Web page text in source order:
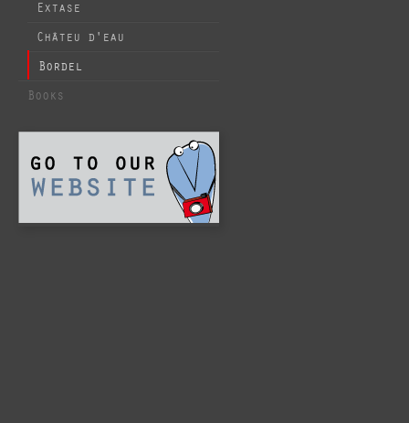
Extase
Châteu d'eau
Bordel
Books